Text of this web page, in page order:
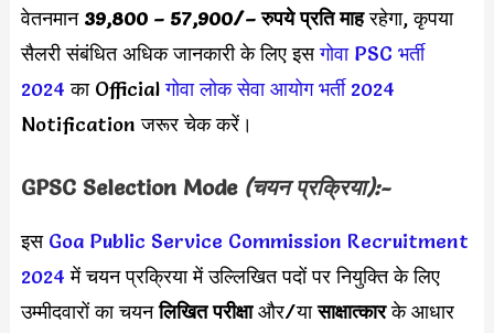
वेतनमान 39,800 – 57,900/– रुपये प्रति माहरहेगा, कृपया
सैलरी संबंधित अधिक जानकारी के लिए इसगोवा PSC भर्ती
2024 का Officialगोवा लोक सेवा आयोग भर्ती 2024
Notification जरूर चेक करें।
GPSC Selection Mode(चयन प्रक्रिया):-
इस Goa Public Service Commission Recruitment
2024 में चयन प्रक्रिया में उल्लिखित पदों पर नियुक्ति के लिए
उम्मीदवारों का चयनलिखित परीक्षाऔर/यासाक्षात्कारके आधार